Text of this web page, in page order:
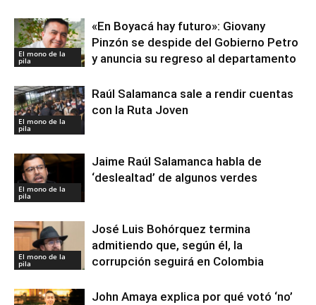
El mono de la
pila
«En Boyacá hay futuro»: Giovany
Pinzón se despide del Gobierno Petro
y anuncia su regreso al departamento
El mono de la
pila
Raúl Salamanca sale a rendir cuentas
con la Ruta Joven
El mono de la
pila
Jaime Raúl Salamanca habla de
‘deslealtad’ de algunos verdes
El mono de la
pila
José Luis Bohórquez termina
admitiendo que, según él, la
corrupción seguirá en Colombia
John Amaya explica por qué votó ‘no’